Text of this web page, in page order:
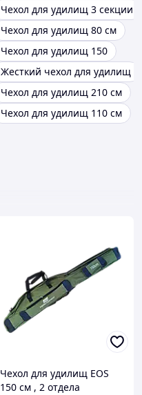
Чехол для удилищ 3 секции
Чехол для удилищ 80 см
Чехол для удилищ 150
Жесткий чехол для удилищ
Чехол для удилищ 210 см
Чехол для удилищ 110 см
Чехол для удилищ EOS
150 см , 2 отдела